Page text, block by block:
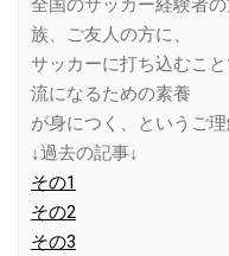
全国のサッカー経験者
族、ご友人の方に、
サッカーに打ち込むこ
流になるための素養
が身につく、というご
↓過去の記事↓
その1
その2
その3